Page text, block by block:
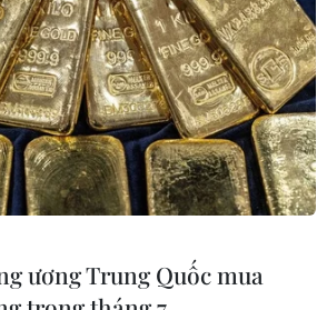
nhật ký thời chiến -
yêu, dâng hiến
bao tâm tình, nhiệt huyết, những
nhật ký thời chiến còn là minh
Việt Nam.
ương Trung Quốc mua